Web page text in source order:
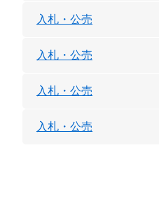
入札・公売
入札・公売
入札・公売
入札・公売